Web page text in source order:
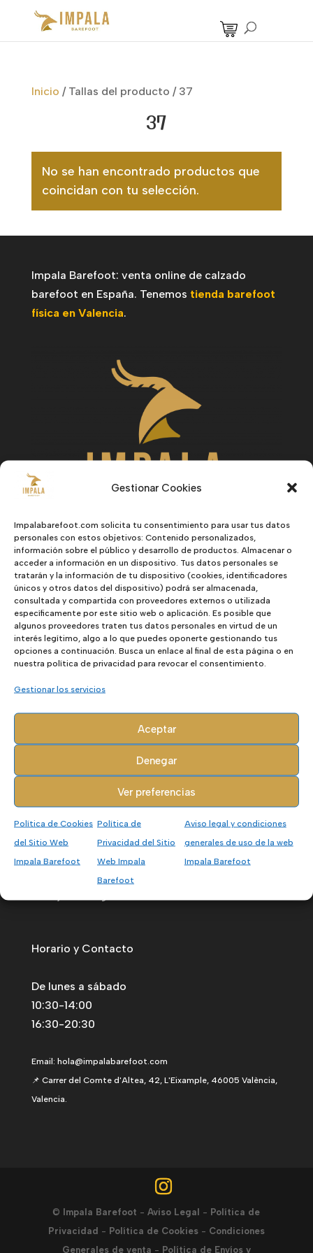
Gestionar Cookies
Impalabarefoot.com solicita tu consentimiento para usar tus datos
personales con estos objetivos: Contenido personalizados,
información sobre el público y desarrollo de productos. Almacenar o
acceder a información en un dispositivo. Tus datos personales se
tratarán y la información de tu dispositivo (cookies, identificadores
únicos y otros datos del dispositivo) podrá ser almacenada,
consultada y compartida con proveedores externos o utilizada
específicamente por este sitio web o aplicación. Es posible que
algunos proveedores traten tus datos personales en virtud de un
interés legítimo, algo a lo que puedes oponerte gestionando tus
opciones a continuación. Busca un enlace al final de esta página o en
nuestra política de privacidad para revocar el consentimiento.
Gestionar los servicios
Aceptar
Denegar
Ver preferencias
Política de Cookies
del Sitio Web
Impala Barefoot
Política de
Privacidad del Sitio
Web Impala
Barefoot
Aviso legal y condiciones
generales de uso de la web
Impala Barefoot
Inicio / Tallas del producto / 37
37
No se han encontrado productos que
coincidan con tu selección.
Impala Barefoot: venta online de calzado
barefoot en España. Tenemos tienda barefoot
física en Valencia.
Hombre
Mujer
Niños
Tarjetas Regalo
Outlet - Ofertas
Marcas
Accesorios
Calcetines
Pelotas
Separadores Dedos
Horario y Contacto
De lunes a sábado
10:30-14:00
16:30-20:30
Email: hola@impalabarefoot.com
📌 Carrer del Comte d'Altea, 42, L'Eixample, 46005 València,
Valencia.
© Impala Barefoot -Aviso Legal - Política de
Privacidad - Política de Cookies- Condiciones
Generales de venta - Política de Envíos y